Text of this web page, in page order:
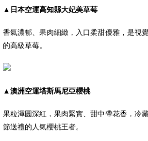
▲ 日本空運高知縣大妃美草莓
香氣濃郁、果肉細緻，入口柔甜優雅，是視
的高級草莓。
▲澳洲空運塔斯馬尼亞櫻桃
果粒渾圓深紅，果肉緊實、甜中帶花香，冷
節送禮的人氣櫻桃王者。